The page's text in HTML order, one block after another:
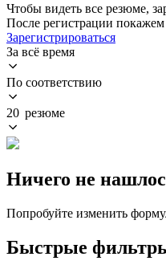
Чтобы видеть все резюме,
После регистрации
Зарегистрироваться
За всё время
По соответствию
20 резюме
Ничего не
Попробуйте изменить
Быстрые